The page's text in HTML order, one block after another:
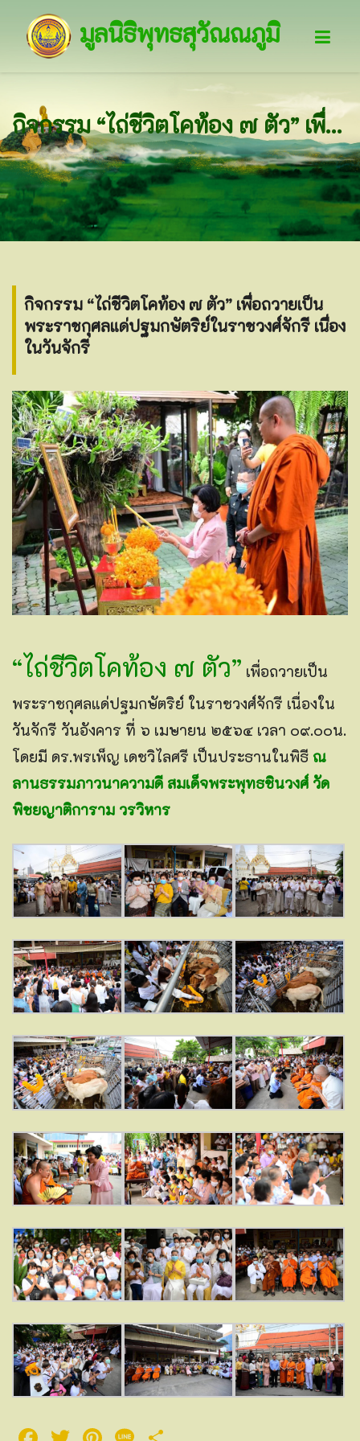
มูลนิธิพุทธสุวัณณภูมิ
กิจกรรม “ไถ่ชีวิตโคท้อง ๗ ตัว” เพื่อถวายเป็นพระราชกุศลแด่ปฐมกษัตริย์ในราชวงศ์จักรี เนื่องในวันจักรี
กิจกรรม “ไถ่ชีวิตโคท้อง ๗ ตัว” เพื่อถวายเป็น
พระราชกุศลแด่ปฐมกษัตริย์ในราชวงศ์จักรี เนื่อง
ในวันจักรี
“ไถ่ชีวิตโคท้อง ๗ ตัว” เพื่อถวายเป็น
พระราชกุศลแด่ปฐมกษัตริย์ ในราชวงศ์จักรี เนื่องใน
วันจักรี วันอังคาร ที่ ๖ เมษายน ๒๕๖๔ เวลา ๐๙.๐๐น.
โดยมี ดร.พรเพ็ญ เดชวิไลศรี เป็นประธานในพิธี ณ
ลานธรรมภาวนาความดี สมเด็จพระพุทธชินวงศ์ วัด
พิชยญาติการาม วรวิหาร